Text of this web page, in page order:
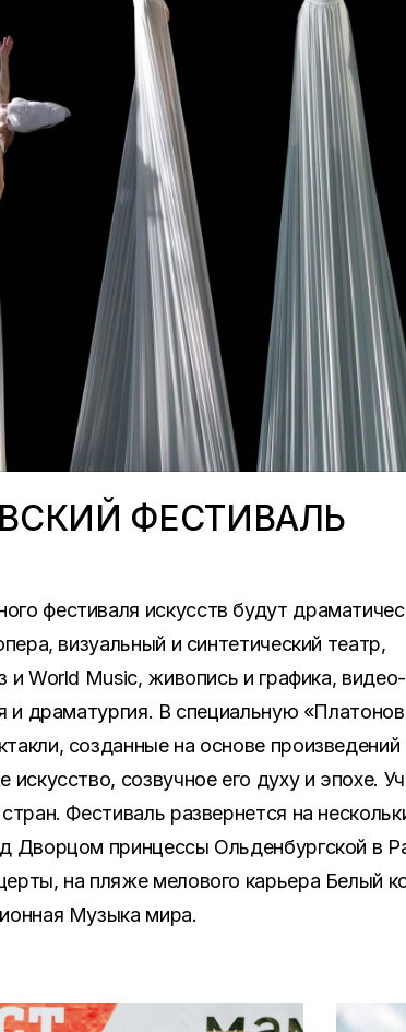
ФЕСТИВАЛЬ
фестиваля искусств будут
визуальный и синтетический театр,
и World Music, живопись и графика,
и драматургия. В специальную
созданные на основе произведений
созвучное его духу и эпохе.
Фестиваль развернется на
Дворцом принцессы Ольденбургской в
на пляже мелового карьера Белый
Музыка мира.